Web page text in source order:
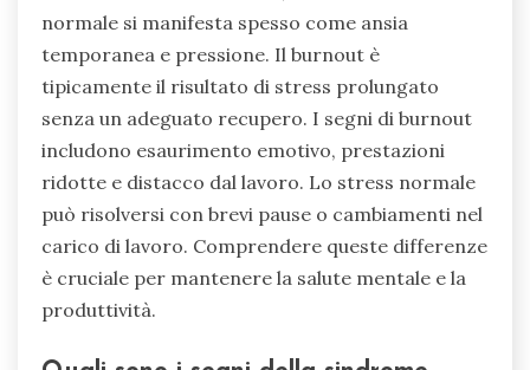
dalla realtà, il che può ostacolare la capacità di
prendere decisioni e le interazioni sociali. La
consapevolezza e l’accesso a risorse per la
salute mentale sono cruciali per gli imprenditori
che affrontano queste sfide.
Come possono gli imprenditori
identificare il burnout rispetto allo
stress normale?